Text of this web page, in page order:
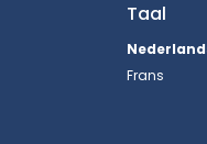
Taal
Frans